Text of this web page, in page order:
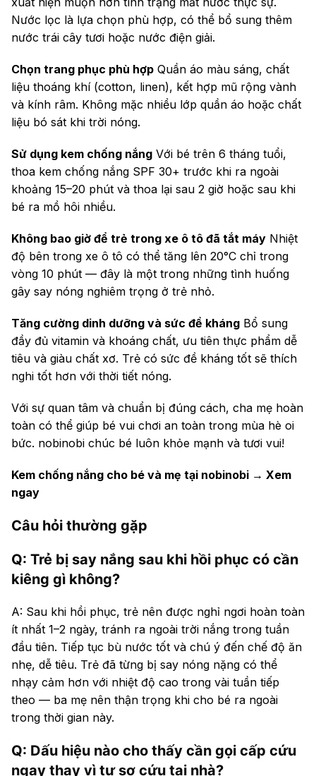
Nước lọc là lựa chọn phù hợp, có thể bổ sung thêm
nước trái cây tươi hoặc nước điện giải.
Chọn trang phục phù hợp Quần áo màu sáng, chất
liệu thoáng khí (cotton, linen), kết hợp mũ rộng vành
và kính râm. Không mặc nhiều lớp quần áo hoặc chất
liệu bó sát khi trời nóng.
Sử dụng kem chống nắng Với bé trên 6 tháng tuổi,
thoa kem chống nắng SPF 30+ trước khi ra ngoài
khoảng 15–20 phút và thoa lại sau 2 giờ hoặc sau khi
bé ra mồ hôi nhiều.
Không bao giờ để trẻ trong xe ô tô đã tắt máy Nhiệt
độ bên trong xe ô tô có thể tăng lên 20°C chỉ trong
vòng 10 phút — đây là một trong những tình huống
gây say nóng nghiêm trọng ở trẻ nhỏ.
Tăng cường dinh dưỡng và sức đề kháng Bổ sung
đầy đủ vitamin và khoáng chất, ưu tiên thực phẩm dễ
tiêu và giàu chất xơ. Trẻ có sức đề kháng tốt sẽ thích
nghi tốt hơn với thời tiết nóng.
Với sự quan tâm và chuẩn bị đúng cách, cha mẹ hoàn
toàn có thể giúp bé vui chơi an toàn trong mùa hè oi
bức. nobinobi chúc bé luôn khỏe mạnh và tươi vui!
Kem chống nắng cho bé và mẹ tại nobinobi → Xem
ngay
Câu hỏi thường gặp
Q: Trẻ bị say nắng sau khi hồi phục có cần
kiêng gì không?
A: Sau khi hồi phục, trẻ nên được nghỉ ngơi hoàn toàn
ít nhất 1–2 ngày, tránh ra ngoài trời nắng trong tuần
đầu tiên. Tiếp tục bù nước tốt và chú ý đến chế độ ăn
nhẹ, dễ tiêu. Trẻ đã từng bị say nóng nặng có thể
nhạy cảm hơn với nhiệt độ cao trong vài tuần tiếp
theo — ba mẹ nên thận trọng khi cho bé ra ngoài
trong thời gian này.
Q: Dấu hiệu nào cho thấy cần gọi cấp cứu
ngay thay vì tự sơ cứu tại nhà?